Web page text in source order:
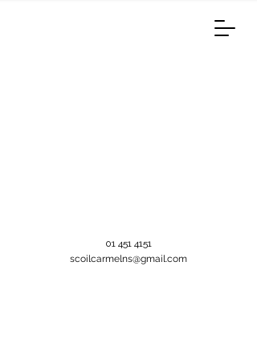
01 451 4151
scoilcarmelns@gmail.com